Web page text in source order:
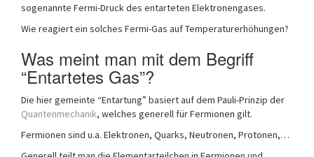
sogenannte Fermi-Druck des entarteten Elektronengases.
Wie reagiert ein solches Fermi-Gas auf Temperaturerhöhungen?
Was meint man mit dem Begriff
“Entartetes Gas”?
Die hier gemeinte “Entartung” basiert auf dem Pauli-Prinzip der
Quantenmechanik, welches generell für Fermionen gilt.
Fermionen sind u.a. Elektronen, Quarks, Neutronen, Protonen,…